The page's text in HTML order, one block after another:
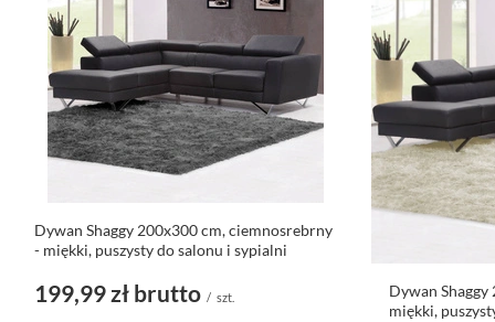
Dywan Shaggy 200x300 cm, ciemnosrebrny
- miękki, puszysty do salonu i sypialni
199,99 zł brutto / szt.
Dywan
miękki,